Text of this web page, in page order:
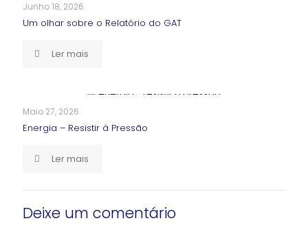
Junho 18, 2026
Um olhar sobre o Relatório do GAT
Ler mais
Maio 27, 2026
Energia – Resistir à Pressão
Ler mais
Deixe um comentário